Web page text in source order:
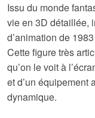
Issu du monde
vie en 3D détaillée,
d’animation de
Cette figure très
qu’on le voit à
et d’un équipement
dynamique.